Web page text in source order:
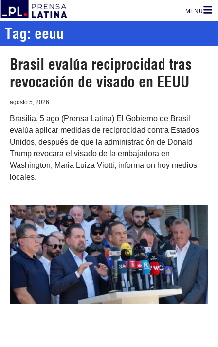
MENU
Tag: eeuu
Brasil evalúa reciprocidad tras
revocación de visado en EEUU
agosto 5, 2026
Brasilia, 5 ago (Prensa Latina) El Gobierno de Brasil
evalúa aplicar medidas de reciprocidad contra Estados
Unidos, después de que la administración de Donald
Trump revocara el visado de la embajadora en
Washington, Maria Luiza Viotti, informaron hoy medios
locales.